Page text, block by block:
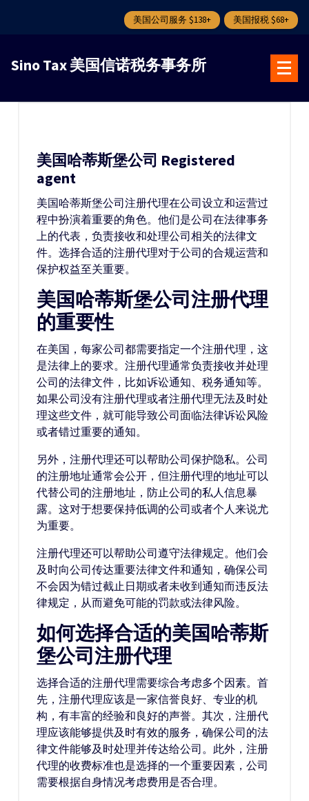
美国公司服务 $138+ 美国报税 $68+
Sino Tax 美国信诺税务事务所
美国哈蒂斯堡公司 Registered
agent
美国哈蒂斯堡公司注册代理在公司设立和运营过
程中扮演着重要的角色。他们是公司在法律事务
上的代表，负责接收和处理公司相关的法律文
件。选择合适的注册代理对于公司的合规运营和
保护权益至关重要。
美国哈蒂斯堡公司注册代理
的重要性
在美国，每家公司都需要指定一个注册代理，这
是法律上的要求。注册代理通常负责接收并处理
公司的法律文件，比如诉讼通知、税务通知等。
如果公司没有注册代理或者注册代理无法及时处
理这些文件，就可能导致公司面临法律诉讼风险
或者错过重要的通知。
另外，注册代理还可以帮助公司保护隐私。公司
的注册地址通常会公开，但注册代理的地址可以
代替公司的注册地址，防止公司的私人信息暴
露。这对于想要保持低调的公司或者个人来说尤
为重要。
注册代理还可以帮助公司遵守法律规定。他们会
及时向公司传达重要法律文件和通知，确保公司
不会因为错过截止日期或者未收到通知而违反法
律规定，从而避免可能的罚款或法律风险。
如何选择合适的美国哈蒂斯
堡公司注册代理
选择合适的注册代理需要综合考虑多个因素。首
先，注册代理应该是一家信誉良好、专业的机
构，有丰富的经验和良好的声誉。其次，注册代
理应该能够提供及时有效的服务，确保公司的法
律文件能够及时处理并传达给公司。此外，注册
代理的收费标准也是选择的一个重要因素，公司
需要根据自身情况考虑费用是否合理。